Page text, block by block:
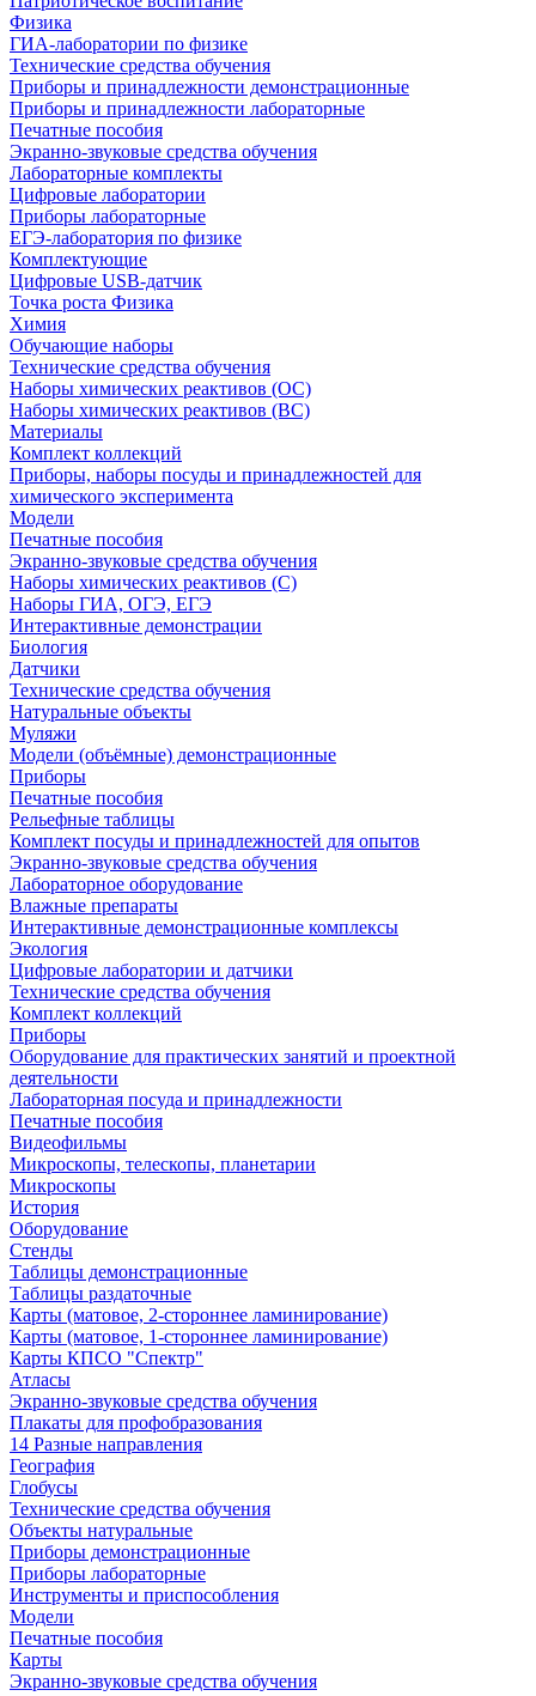
Физика
ГИА-лаборатории по физике
Технические средства обучения
Приборы и принадлежности демонстрационные
Приборы и принадлежности лабораторные
Печатные пособия
Экранно-звуковые средства обучения
Лабораторные комплекты
Цифровые лаборатории
Приборы лабораторные
ЕГЭ-лаборатория по физике
Комплектующие
Цифровые USB-датчик
Точка роста Физика
Химия
Обучающие наборы
Технические средства обучения
Наборы химических реактивов (ОС)
Наборы химических реактивов (ВС)
Материалы
Комплект коллекций
Приборы, наборы посуды и принадлежностей для
химического эксперимента
Модели
Печатные пособия
Экранно-звуковые средства обучения
Наборы химических реактивов (С)
Наборы ГИА, ОГЭ, ЕГЭ
Интерактивные демонстрации
Биология
Датчики
Технические средства обучения
Натуральные объекты
Муляжи
Модели (объёмные) демонстрационные
Приборы
Печатные пособия
Рельефные таблицы
Комплект посуды и принадлежностей для опытов
Экранно-звуковые средства обучения
Лабораторное оборудование
Влажные препараты
Интерактивные демонстрационные комплексы
Экология
Цифровые лаборатории и датчики
Технические средства обучения
Комплект коллекций
Приборы
Оборудование для практических занятий и проектной
деятельности
Лабораторная посуда и принадлежности
Печатные пособия
Видеофильмы
Микроскопы, телескопы, планетарии
Микроскопы
История
Оборудование
Стенды
Таблицы демонстрационные
Таблицы раздаточные
Карты (матовое, 2-стороннее ламинирование)
Карты (матовое, 1-стороннее ламинирование)
Карты КПСО "Спектр"
Атласы
Экранно-звуковые средства обучения
Плакаты для профобразования
14 Разные направления
География
Глобусы
Технические средства обучения
Объекты натуральные
Приборы демонстрационные
Приборы лабораторные
Инструменты и приспособления
Модели
Печатные пособия
Карты
Экранно-звуковые средства обучения